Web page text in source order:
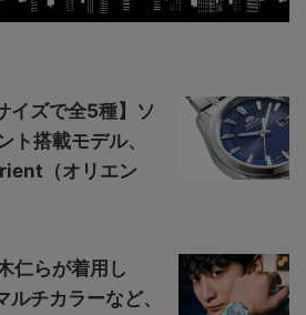
イズで全5種】ソ
ト搭載モデル、
（オリエン
仁らが着用し
ルチカラーなど、